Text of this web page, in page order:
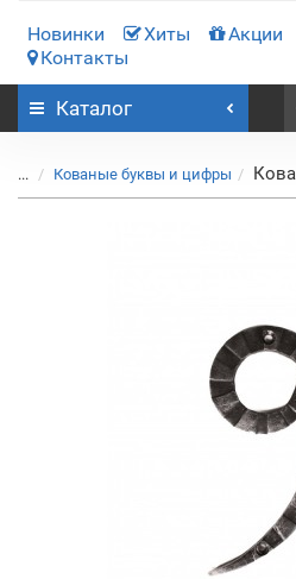
Новинки Хиты Акции
Контакты
Каталог
... Кованые буквы и цифры